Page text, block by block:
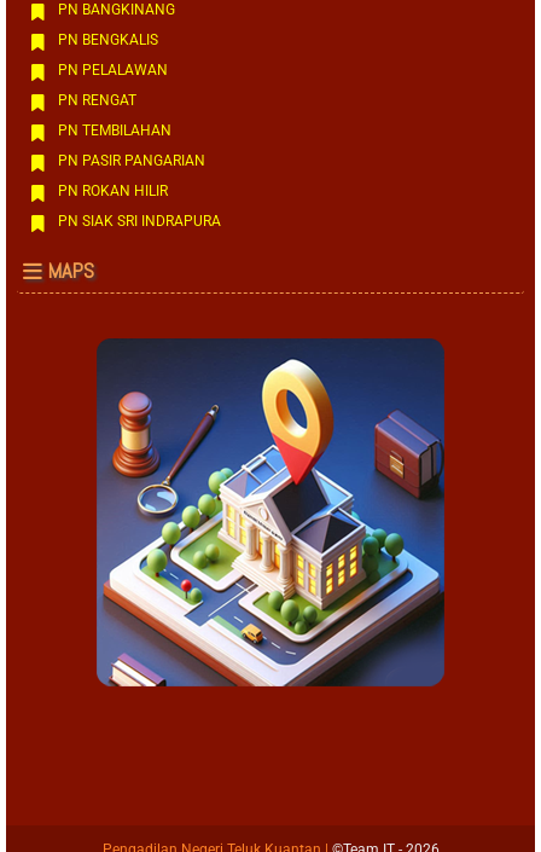
PN BANGKINANG
PN BENGKALIS
PN PELALAWAN
PN RENGAT
PN TEMBILAHAN
PN PASIR PANGARIAN
PN ROKAN HILIR
PN SIAK SRI INDRAPURA
MAPS